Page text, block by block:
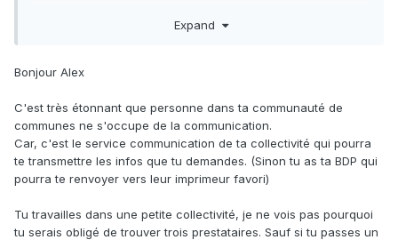
Franchement si quelqu'un connait les démarches à faire
Expand
Bonjour Alex
C'est très étonnant que personne dans ta communauté de
communes ne s'occupe de la communication.
Car, c'est le service communication de ta collectivité qui pourra
te transmettre les infos que tu demandes. (Sinon tu as ta BDP qui
pourra te renvoyer vers leur imprimeur favori)
Tu travailles dans une petite collectivité, je ne vois pas pourquoi
tu serais obligé de trouver trois prestataires. Sauf si tu passes un